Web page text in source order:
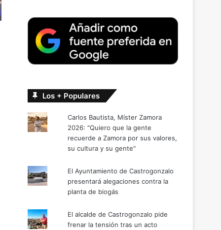
Los + Populares
Carlos Bautista, Míster Zamora
2026: "Quiero que la gente
recuerde a Zamora por sus valores,
su cultura y su gente"
El Ayuntamiento de Castrogonzalo
presentará alegaciones contra la
planta de biogás
El alcalde de Castrogonzalo pide
frenar la tensión tras un acto